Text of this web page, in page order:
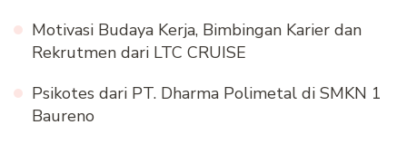
Motivasi Budaya Kerja, Bimbingan Karier dan
Rekrutmen dari LTC CRUISE
Psikotes dari PT. Dharma Polimetal di SMKN 1
Baureno